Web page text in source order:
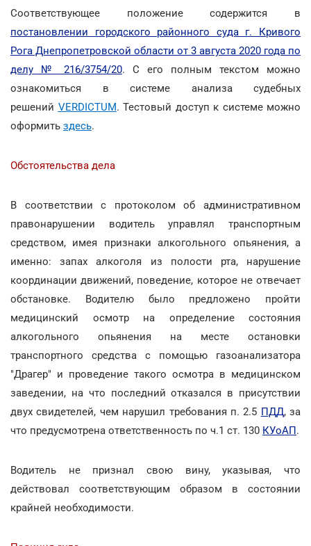
Соответствующее положение содержится в
постановлении городского районного суда г. Кривого
Рога Днепропетровской области от 3 августа 2020 года по
делу № 216/3754/20. С его полным текстом можно
ознакомиться в системе анализа судебных
решений VERDICTUM. Тестовый доступ к системе можно
оформить здесь.
Обстоятельства дела
В соответствии с протоколом об административном
правонарушении водитель управлял транспортным
средством, имея признаки алкогольного опьянения, а
именно: запах алкоголя из полости рта, нарушение
координации движений, поведение, которое не отвечает
обстановке. Водителю было предложено пройти
медицинский осмотр на определение состояния
алкогольного опьянения на месте остановки
транспортного средства с помощью газоанализатора
"Драгер" и проведение такого осмотра в медицинском
заведении, на что последний отказался в присутствии
двух свидетелей, чем нарушил требования п. 2.5 ПДД, за
что предусмотрена ответственность по ч.1 ст. 130 КУоАП.
Водитель не признал свою вину, указывая, что
действовал соответствующим образом в состоянии
крайней необходимости.